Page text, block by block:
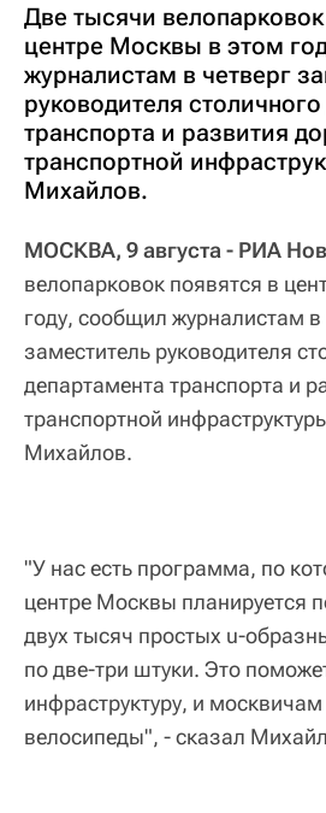
Две тысячи
центре Москвы в этом
журналистам в четверг
руководителя
транспорта и развития
транспортной
Михайлов.
МОСКВА, 9 августа - РИА
велопарковок появятся в
году, сообщил журналистам в
заместитель руководителя
департамента транспорта и
транспортной
Михайлов.
"У нас есть программа, по
центре Москвы планируется
двух тысяч простых u-
по две-три штуки. Это
инфраструктуру, и москвичам
велосипеды", - сказал